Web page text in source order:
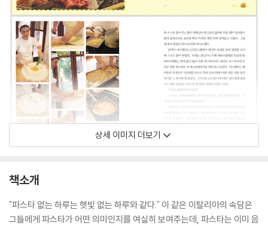
상세 이미지 더보기
책소개
"파스타 없는 하루는 햇빛 없는 하루와 같다." 이 같은 이탈리아의 속담은
그들에게 파스타가 어떤 의미인지를 여실히 보여주는데, 파스타는 이미 음